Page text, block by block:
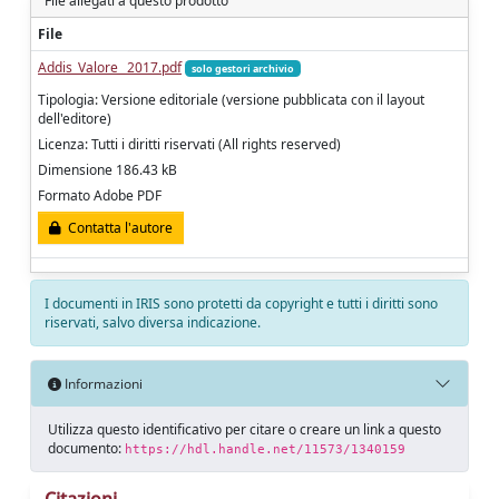
File
Addis_Valore_ 2017.pdf
solo gestori archivio
Tipologia: Versione editoriale (versione pubblicata con il layout
dell'editore)
Licenza: Tutti i diritti riservati (All rights reserved)
Dimensione 186.43 kB
Formato Adobe PDF
Contatta l'autore
I documenti in IRIS sono protetti da copyright e tutti i diritti sono
riservati, salvo diversa indicazione.
Informazioni
Utilizza questo identificativo per citare o creare un link a questo
documento: https://hdl.handle.net/11573/1340159